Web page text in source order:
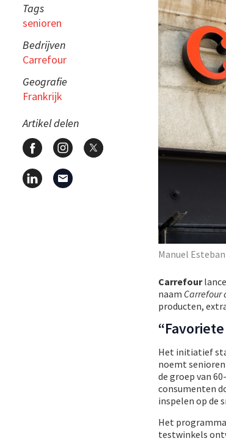
Tags
senioren
Bedrijven
Carrefour
Geografie
Frankrijk
Artikel delen
Manuel
Carrefour
naam Carrefour
producten,
Het initiatief
noemt
de groep van
consumenten
inspelen op de
Het
testwinkels